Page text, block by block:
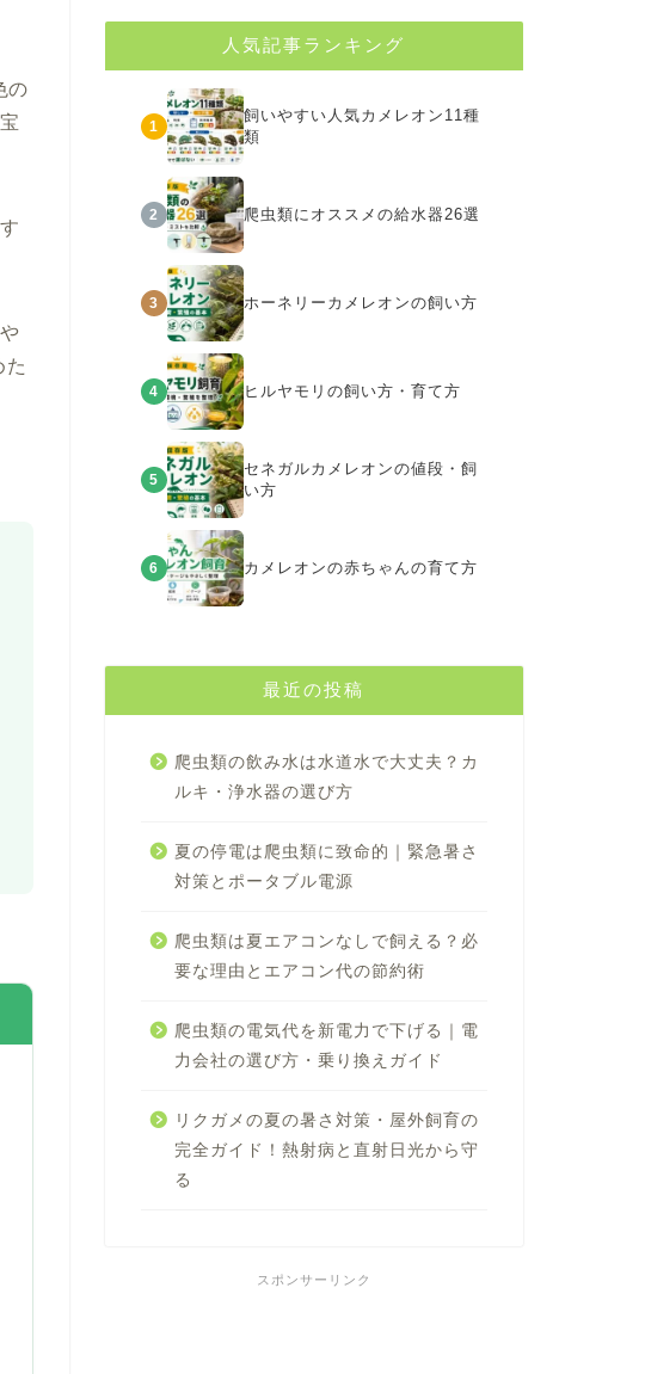
の
た
人気記事ランキング
1
飼いやすい人気カメレオン11種
類
2 爬虫類にオススメの給水器26選
3 ホーネリーカメレオンの飼い方
4 ヒルヤモリの飼い方・育て方
5
セネガルカメレオンの値段・飼
い方
6 カメレオンの赤ちゃんの育て方
最近の投稿
爬虫類の飲み水は水道水で大丈夫？カ
ルキ・浄水器の選び方
夏の停電は爬虫類に致命的｜緊急暑さ
対策とポータブル電源
爬虫類は夏エアコンなしで飼える？必
要な理由とエアコン代の節約術
爬虫類の電気代を新電力で下げる｜電
力会社の選び方・乗り換えガイド
リクガメの夏の暑さ対策・屋外飼育の
完全ガイド！熱射病と直射日光から守
る
スポンサーリンク